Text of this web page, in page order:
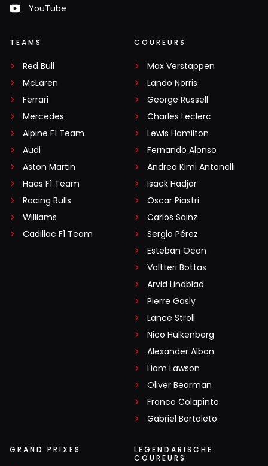
YouTube
TEAMS
Red Bull
McLaren
Ferrari
Mercedes
Alpine F1 Team
Audi
Aston Martin
Haas F1 Team
Racing Bulls
Williams
Cadillac F1 Team
COUREURS
Max Verstappen
Lando Norris
George Russell
Charles Leclerc
Lewis Hamilton
Fernando Alonso
Andrea Kimi Antonelli
Isack Hadjar
Oscar Piastri
Carlos Sainz
Sergio Pérez
Esteban Ocon
Valtteri Bottas
Arvid Lindblad
Pierre Gasly
Lance Stroll
Nico Hülkenberg
Alexander Albon
Liam Lawson
Oliver Bearman
Franco Colapinto
Gabriel Bortoleto
GRAND PRIXES
LEGENDARISCHE
COUREURS